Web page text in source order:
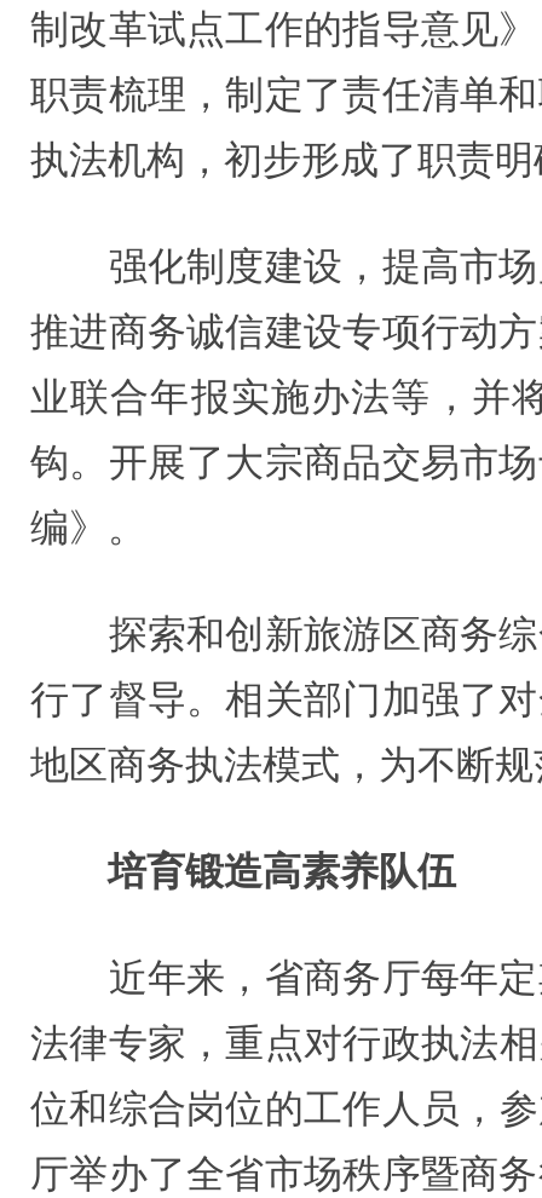
制改革试点工作的指导意见
职责梳理，制定了责任清单
执法机构，初步形成了职责
强化制度建设，提高市场
推进商务诚信建设专项行动
业联合年报实施办法等，并
钩。开展了大宗商品交易市
编》。
探索和创新旅游区商务综
行了督导。相关部门加强了
地区商务执法模式，为不断
培育锻造高素养队伍
近年来，省商务厅每年定
法律专家，重点对行政执法
位和综合岗位的工作人员，
厅举办了全省市场秩序暨商